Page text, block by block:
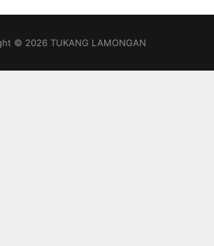
© 2026 TUKANG LAMONGAN